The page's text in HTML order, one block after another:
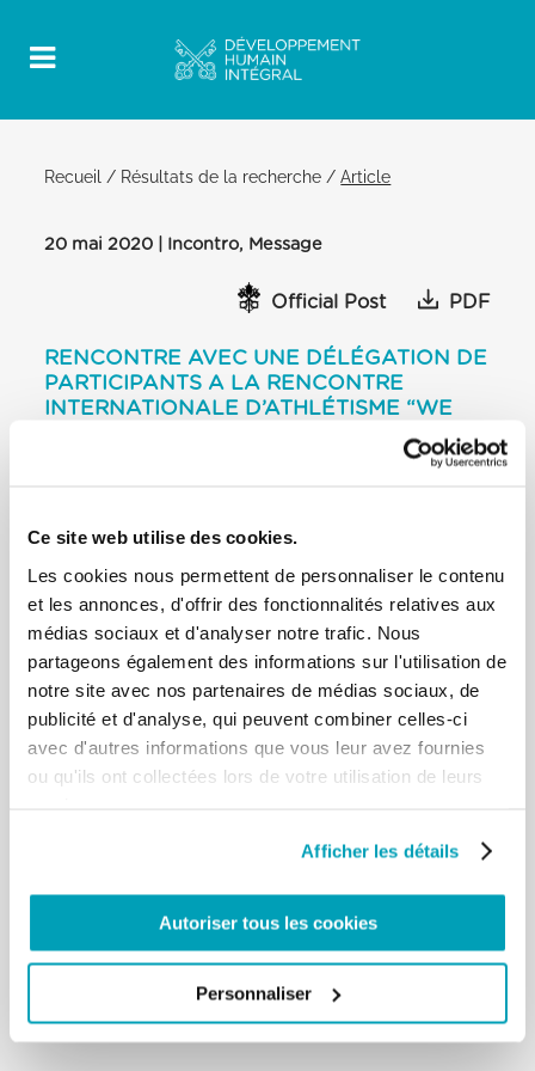
Ce site web utilise des cookies.
Les cookies nous permettent de personnaliser le contenu
et les annonces, d'offrir des fonctionnalités relatives aux
médias sociaux et d'analyser notre trafic. Nous
partageons également des informations sur l'utilisation de
notre site avec nos partenaires de médias sociaux, de
publicité et d'analyse, qui peuvent combiner celles-ci
avec d'autres informations que vous leur avez fournies
ou qu'ils ont collectées lors de votre utilisation de leurs
Afficher les détails
Autoriser tous les cookies
Personnaliser
Recueil / Résultats de la recherche /Article
20 mai 2020 | Incontro, Message
Official Post PDF
RENCONTRE AVEC UNE DÉLÉGATION DE
PARTICIPANTS A LA RENCONTRE
INTERNATIONALE D’ATHLÉTISME “WE
RUN TOGETHER – SIMUL CURREBANT”
[…] Chères amies et chers amis sportifs,
Porziano la rencontre
internationale d’athlétisme «We Run Together –
Simul Currebant». Des
champions olympiques auraient du courir — pour la
première fois — avec des
athlètes paralympiques, des athlètes porteurs de
handicaps mentaux, et avec
des réfugiés, des migrants et des détenus, qui
auraient été également les juges
concret de ce que devrait être le sport: c’est-à-dire
différentes, en promouvant
l’inclusion, l’amitié, la solidarité, l’éducation. C’est-
à-dire un «pont» de paix. […]
Retour aux résultats